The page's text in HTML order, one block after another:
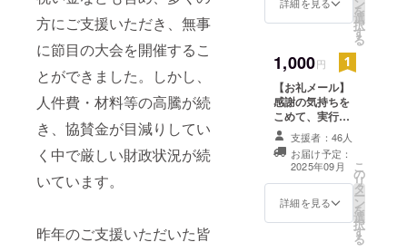
方にご支援いただき、無事
に節目の大会を開催するこ
とができました。しかし、
人件費・材料等の高騰が続
き、協賛金が目減りしてい
く中で厳しい財政状況が続
いています。
昨年のご支援いただいた皆
を記載
しま
画ガイ
ドは中
学生以
上の参
加を想
定して
いま
す。小
学生以
下のお
子様の
参加に
ついて
ださ
い。 ※
通費や
滞在費
は各自
でご負
担くだ
さい。
※詳細の
ご案
メール
でご連
載した
参加券
をデー
タで送
付しま
す。 ②
横濱金
澤シ
ティガ
会HPか
ら参加
急金沢
文庫駅
改札口
前 解
散：18
時15分
頃 薬王
寺境内
で解散
ス：京
急金沢
ジメン
ト。 金
り花火
大会の
花火を
イメー
ジした
今回だ
けのオ
リジナ
ル商品
です。
区の花
を
選
択
す
る
1,000円
【お礼メール】
感謝の気持ちを
こめて、実行委
員長からのお礼
メールをお届け
します。 このリ
ターンは3,000
円、5,000円のお
礼メールのリ
支援者：46人
お届け予定：
2025年09月
詳細を見る
こ
の
リ
タ
ー
ン
を
選
択
す
る